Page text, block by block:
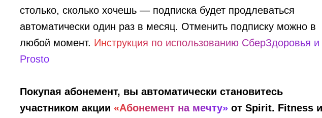
столько, сколько хочешь — подписка будет продлеваться
автоматически один раз в месяц. Отменить подписку можно в
любой момент. Инструкция по использованию СберЗдоровья и
Prosto
Покупая абонемент, вы автоматически становитесь
участником акции «Абонемент на мечту» от Spirit. Fitness и